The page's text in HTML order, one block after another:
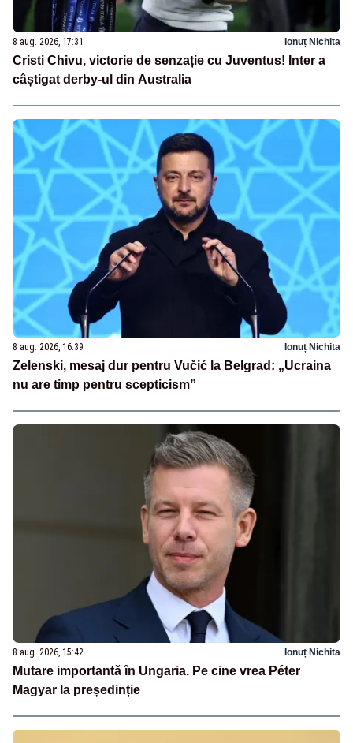
8 aug. 2026, 17:31 Ionuț Nichita
Cristi Chivu, victorie de senzație cu Juventus! Inter a
câștigat derby-ul din Australia
8 aug. 2026, 16:39 Ionuț Nichita
Zelenski, mesaj dur pentru Vučić la Belgrad: „Ucraina
nu are timp pentru scepticism”
8 aug. 2026, 15:42 Ionuț Nichita
Mutare importantă în Ungaria. Pe cine vrea Péter
Magyar la președinție